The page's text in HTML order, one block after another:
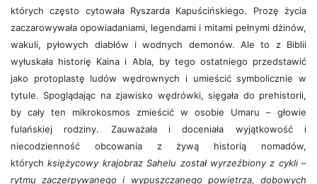
których często cytowała Ryszarda Kapuścińskiego. Prozę życia
zaczarowywała opowiadaniami, legendami i mitami pełnymi dżinów,
wakuli, pyłowych diabłów i wodnych demonów. Ale to z Biblii
wyłuskała historię Kaina i Abla, by tego ostatniego przedstawić
jako protoplastę ludów wędrownych i umieścić symbolicznie w
tytule. Spoglądając na zjawisko wędrówki, sięgała do prehistorii,
by cały ten mikrokosmos zmieścić w osobie Umaru – głowie
fulańskiej rodziny. Zauważała i doceniała wyjątkowość i
niecodzienność obcowania z żywą historią nomadów,
którychksiężycowy krajobraz Sahelu został wyrzeźbiony z cykli –
rytmu zaczerpywanego i wypuszczanego powietrza, dobowych